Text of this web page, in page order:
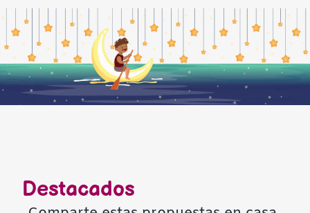
Destacados
Aumentar texto 100%
Disminuir texto
Escala de grises